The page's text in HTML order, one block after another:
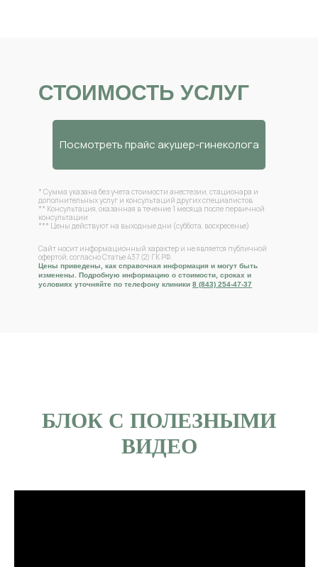
СТОИМОСТЬ УСЛУГ
Посмотреть прайс акушер-гинеколога
* Сумма указана без учета стоимости анестезии, стационара и
дополнительных услуг и консультаций других специалистов
** Консультация, оказанная в течение 1 месяца после первичной
консультации
*** Цены действуют на выходные дни (суббота, воскресенье)
Сайт носит информационный характер и не является публичной
офертой, согласно Статье 437 (2) ГК РФ.
Цены приведены, как справочная информация и могут быть
изменены. Подробную информацию о стоимости, сроках и
условиях уточняйте по телефону клиники 8 (843) 254-47-37
БЛОК С ПОЛЕЗНЫМИ
ВИДЕО